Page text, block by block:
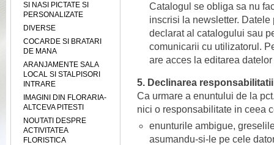
SI NASI PICTATE SI
PERSONALIZATE
DIVERSE
COCARDE SI BRATARI
DE MANA
ARANJAMENTE SALA
LOCAL SI STALPISORI
INTRARE
IMAGINI DIN FLORARIA-
ALTCEVA PITESTI
NOUTATI DESPRE
ACTIVITATEA
FLORISTICA
Catalogul se obliga sa nu
inscrisi la newsletter.
declarat al catalogului sau
comunicarii cu utilizatorul.
are acces la editarea
5. Declinarea responsabilitatii
Ca urmare a enuntului de la
nici o responsabilitate in ceea
enunturile ambigue,
asumandu-si-le pe cele